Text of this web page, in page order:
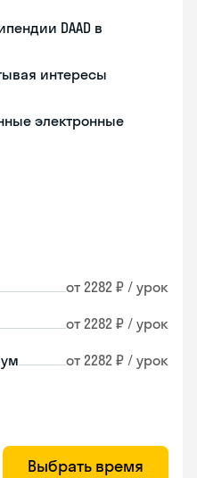
DAAD в
интересы
электронные
от 2282 ₽ / урок
от 2282 ₽ / урок
от 2282 ₽ / урок
Выбрать время